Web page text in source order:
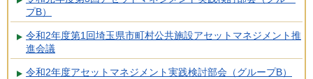
プB）
令和2年度第1回埼玉県市町村公共施設アセットマネジメント推
進会議
令和2年度アセットマネジメント実践検討部会（グループB）